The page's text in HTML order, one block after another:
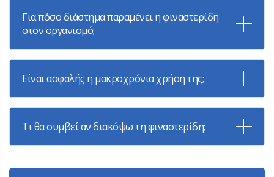
Για πόσο διάστημα παραμένει η φιναστερίδη
στον οργανισμό;
Είναι ασφαλής η μακροχρόνια χρήση της;
Τι θα συμβεί αν διακόψω τη φιναστερίδη;